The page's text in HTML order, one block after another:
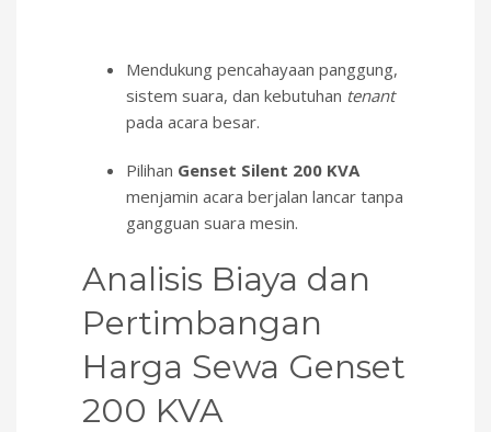
Mendukung pencahayaan panggung,
sistem suara, dan kebutuhan tenant
pada acara besar.
Pilihan Genset Silent 200 KVA
menjamin acara berjalan lancar tanpa
gangguan suara mesin.
Analisis Biaya dan
Pertimbangan
Harga Sewa Genset
200 KVA